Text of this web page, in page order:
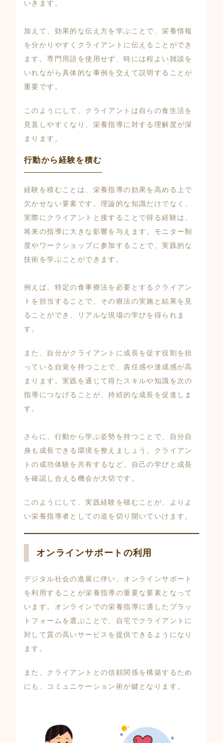
いきます。
加えて、効果的な伝え方を学ぶことで、栄養情報
を分かりやすくクライアントに伝えることができ
ます。専門用語を使用せず、時には程よい雑談を
いれながら具体的な事例を交えて説明することが
重要です。
このようにして、クライアントは自らの食生活を
見直しやすくなり、栄養指導に対する理解度が深
まります。
行動から経験を積む
経験を積むことは、栄養指導の効果を高める上で
欠かせない要素です。理論的な知識だけでなく、
実際にクライアントと接することで得る経験は、
将来の指導に大きな影響を与えます。モニター制
度やワークショップに参加することで、実践的な
技術を学ぶことができます。
例えば、特定の食事療法を必要とするクライアン
トを担当することで、その療法の実施と結果を見
ることができ、リアルな現場の学びを得られま
す。
また、自分がクライアントに成長を促す役割を担
っている自覚を持つことで、責任感や達成感が高
まります。実践を通じて得たスキルや知識を次の
指導につなげることが、持続的な成長を促進しま
す。
さらに、行動から学ぶ姿勢を持つことで、自分自
身も成長できる環境を整えましょう。クライアン
トの成功体験を共有するなど、自己の学びと成長
を確認し合える機会が大切です。
このようにして、実践経験を積むことが、よりよ
い栄養指導者としての道を切り開いていけます。
オンラインサポートの利用
デジタル社会の進展に伴い、オンラインサポート
を利用することが栄養指導の重要な要素となって
います。オンラインでの栄養指導に適したプラッ
トフォームを選ぶことで、自宅でクライアントに
対して質の高いサービスを提供できるようになり
ます。
また、クライアントとの信頼関係を構築するため
にも、コミュニケーション術が鍵となります。